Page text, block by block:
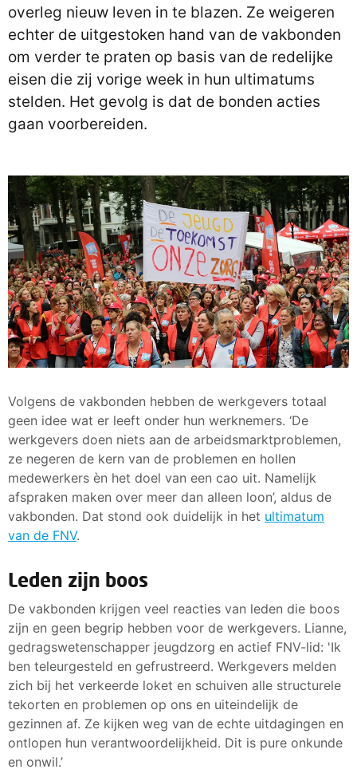
overleg nieuw leven in te blazen. Ze weigeren
echter de uitgestoken hand van de vakbonden
om verder te praten op basis van de redelijke
eisen die zij vorige week in hun ultimatums
stelden. Het gevolg is dat de bonden acties
gaan voorbereiden.
Volgens de vakbonden hebben de werkgevers totaal
geen idee wat er leeft onder hun werknemers. ‘De
werkgevers doen niets aan de arbeidsmarktproblemen,
ze negeren de kern van de problemen en hollen
medewerkers èn het doel van een cao uit. Namelijk
afspraken maken over meer dan alleen loon’, aldus de
vakbonden. Dat stond ook duidelijk in het ultimatum
van de FNV.
Leden zijn boos
De vakbonden krijgen veel reacties van leden die boos
zijn en geen begrip hebben voor de werkgevers. Lianne,
gedragswetenschapper jeugdzorg en actief FNV-lid: 'Ik
ben teleurgesteld en gefrustreerd. Werkgevers melden
zich bij het verkeerde loket en schuiven alle structurele
tekorten en problemen op ons en uiteindelijk de
gezinnen af. Ze kijken weg van de echte uitdagingen en
ontlopen hun verantwoordelijkheid. Dit is pure onkunde
en onwil.’